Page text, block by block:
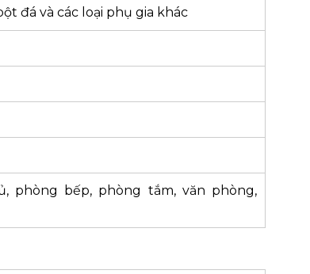
đá và các loại phụ gia khác
phòng bếp, phòng tắm, văn phòng,